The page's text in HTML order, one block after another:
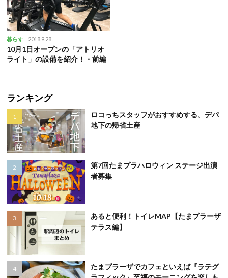
暮らす 2018.9.28
10月1日オープンの「アトリオ
ライト」の設備を紹介！・前編
ランキング
ロコっちスタッフがおすすめする、デパ
地下の帰省土産
第7回たまプラハロウィン ステージ出演
者募集
あると便利！トイレMAP【たまプラーザ
テラス編】
たまプラーザでカフェといえば『ラテグ